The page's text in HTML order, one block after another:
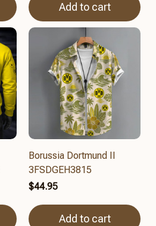
Add to cart
Borussia Dortmund II
3FSDGEH3815
$44.95
Add to cart